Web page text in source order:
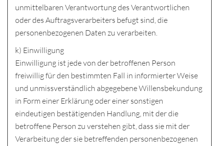
unmittelbaren Verantwortung des Verantwortlichen
oder des Auftragsverarbeiters befugt sind, die
personenbezogenen Daten zu verarbeiten.
k) Einwilligung
Einwilligung ist jede von der betroffenen Person
freiwillig für den bestimmten Fall in informierter Weise
und unmissverständlich abgegebene Willensbekundung
in Form einer Erklärung oder einer sonstigen
eindeutigen bestätigenden Handlung, mit der die
betroffene Person zu verstehen gibt, dass sie mit der
Verarbeitung der sie betreffenden personenbezogenen